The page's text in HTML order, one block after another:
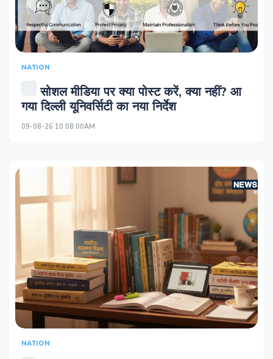
NATION
सोशल मीडिया पर क्या पोस्ट करें, क्या नहीं? आ
गया दिल्ली यूनिवर्सिटी का नया निर्देश
09-08-26 10:08:00AM
NATION